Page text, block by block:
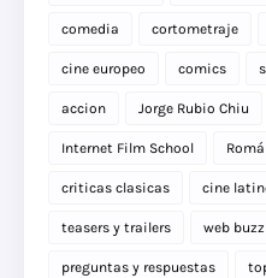
comedia cortometraje
cine europeo comics
accion Jorge Rubio Chiu
Internet Film School
criticas clasicas cine
teasers y trailers web buzz
preguntas y respuestas